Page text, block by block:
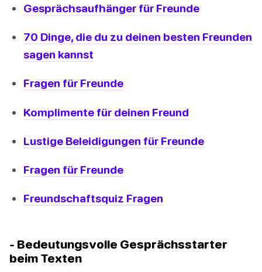
Gesprächsaufhänger für Freunde
70 Dinge, die du zu deinen besten Freunden
sagen kannst
Fragen für Freunde
Komplimente für deinen Freund
Lustige Beleidigungen für Freunde
Fragen für Freunde
Freundschaftsquiz Fragen
- Bedeutungsvolle Gesprächsstarter
beim Texten